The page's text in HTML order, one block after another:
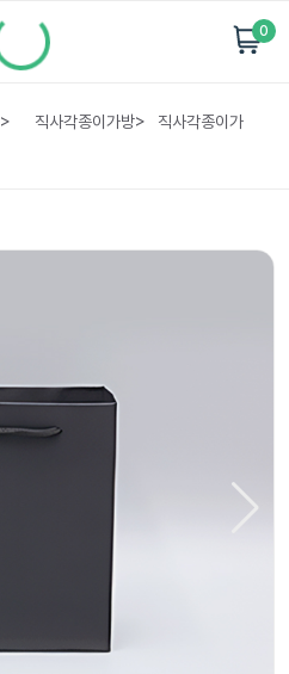
0
> 직사각종이가방>
직사각종이가